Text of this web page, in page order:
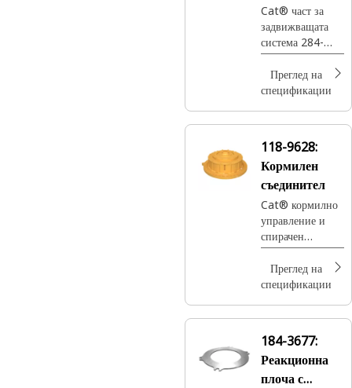
дебелина 1,91
мм с четири
болта
Cat® част за
задвижващата
система 284-
9557 е монтажна
плоча с дебелина
1,91 мм и
сервизна и
спирачка.
Преглед на
спецификации
118-9628:
Кормилен
съединител
Cat® кормилно
управление и
спирачен
съединител
Преглед на
спецификации
184-3677:
Реакционна
плоча с